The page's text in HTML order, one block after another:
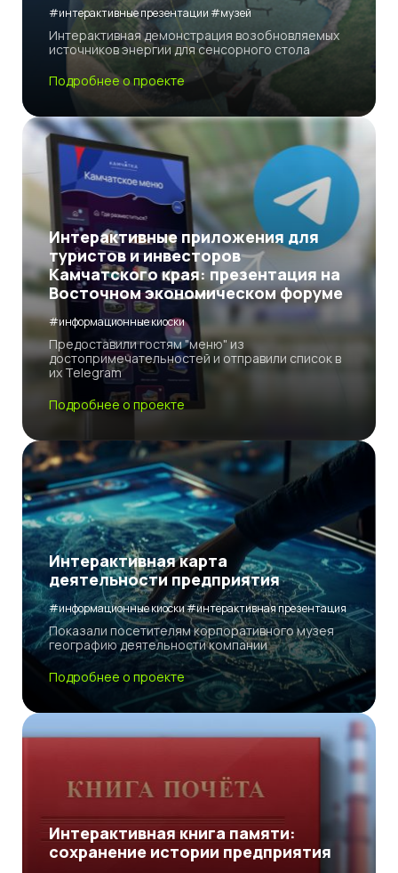
#интерактивные презентации #музей
Интерактивная демонстрация возобновляемых
источников энергии для сенсорного стола
Подробнее о проекте
Интерактивные приложения для
туристов и инвесторов
Камчатского края: презентация на
Восточном экономическом форуме
#информационные киоски
Предоставили гостям "меню" из
достопримечательностей и отправили список в
их Telegram
Подробнее о проекте
Интерактивная карта
деятельности предприятия
#информационные киоски #интерактивная презентация
Показали посетителям корпоративного музея
географию деятельности компании
Подробнее о проекте
Интерактивная книга памяти:
сохранение истории предприятия